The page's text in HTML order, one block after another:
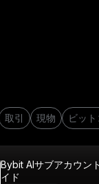
取引 現物 ビッ
Bybit AIサブアカウン
イド